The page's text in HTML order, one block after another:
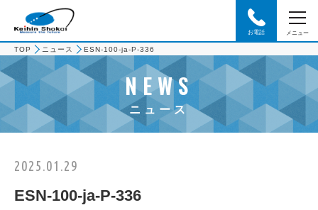
メニュー
お電話
TOP ニュース ESN-100-ja-P-336
NEWS
ニュース
2025.01.29
ESN-100-ja-P-336